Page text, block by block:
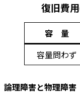
復旧費
容 量
容量問わず
論理障害と物理障害